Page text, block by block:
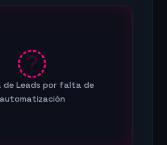
de Leads por falta de
automatización